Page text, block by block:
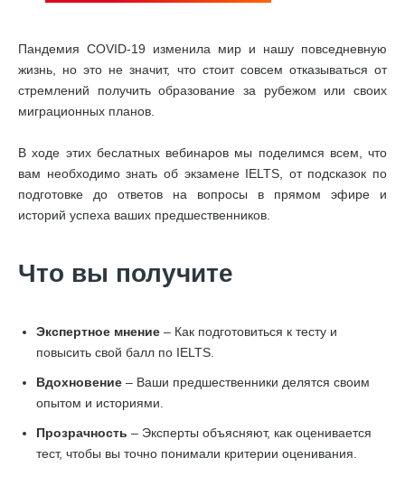
Пандемия COVID-19 изменила мир и нашу повседневную
жизнь, но это не значит, что стоит совсем отказываться от
стремлений получить образование за рубежом или своих
миграционных планов.
В ходе этих беслатных вебинаров мы поделимся всем, что
вам необходимо знать об экзамене IELTS, от подсказок по
подготовке до ответов на вопросы в прямом эфире и
историй успеха ваших предшественников.
Что вы получите
Экспертное мнение – Как подготовиться к тесту и
повысить свой балл по IELTS.
Вдохновение – Ваши предшественники делятся своим
опытом и историями.
Прозрачность – Эксперты объясняют, как оценивается
тест, чтобы вы точно понимали критерии оценивания.